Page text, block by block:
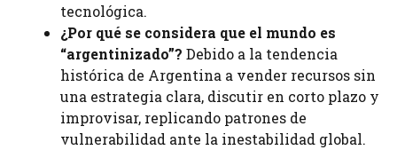
tecnológica.
¿Por qué se considera que el mundo es
“argentinizado”? Debido a la tendencia
histórica de Argentina a vender recursos sin
una estrategia clara, discutir en corto plazo y
improvisar, replicando patrones de
vulnerabilidad ante la inestabilidad global.